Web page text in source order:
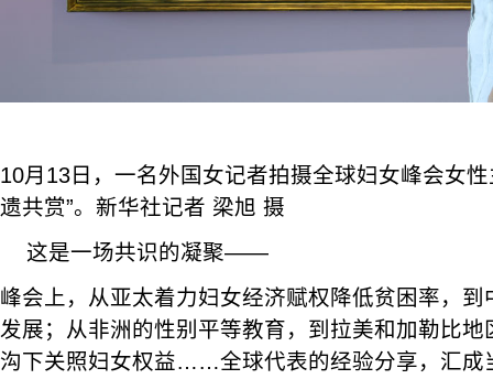
10月13日，一名外国女记者拍摄全球妇女峰会女性
遗共赏”。新华社记者 梁旭 摄
这是一场共识的凝聚——
峰会上，从亚太着力妇女经济赋权降低贫困率，
发展；从非洲的性别平等教育，到拉美和加勒比
沟下关照妇女权益……全球代表的经验分享，汇成